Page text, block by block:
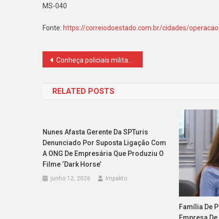
MS-040
Fonte: https://correiodoestado.com.br/cidades/
Navegação
Post
Conheça policiais militares mais perigosos presos no Amazonas
RELATED POSTS
Nunes Afasta Gerente Da SPTuris
Denunciado Por Suposta Ligação Com
A ONG De Empresária Que Produziu O
Filme ‘Dark Horse’
junho 12, 2026 Impakto
Família De
Empresa